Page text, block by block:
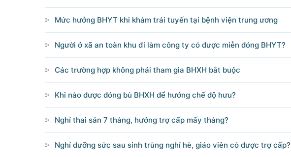
Mức hưởng BHYT khi khám trái tuyến tại bệnh viện trung ương
Người ở xã an toàn khu đi làm công ty có được miễn đóng BHYT?
Các trường hợp không phải tham gia BHXH bắt buộc
Khi nào được đóng bù BHXH để hưởng chế độ hưu?
Nghỉ thai sản 7 tháng, hưởng trợ cấp mấy tháng?
Nghỉ dưỡng sức sau sinh trùng nghỉ hè, giáo viên có được trợ cấp?